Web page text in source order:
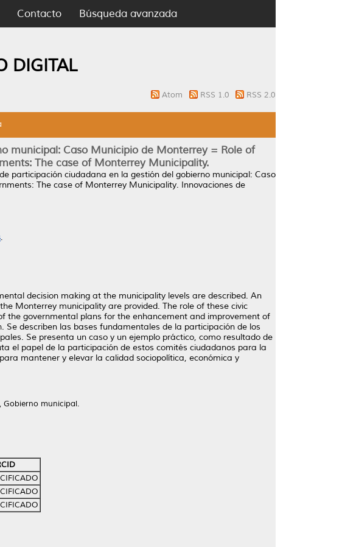
Contacto Búsqueda avanzada
DIGITAL
Atom RSS 1.0 RSS 2.0
municipal: Caso Municipio de Monterrey = Role of
The case of Monterrey Municipality.
participación ciudadana en la gestión del gobierno municipal: Caso
The case of Monterrey Municipality. Innovaciones de
.
decision making at the municipality levels are described. An
Monterrey municipality are provided. The role of these civic
the governmental plans for the enhancement and improvement of
Se describen las bases fundamentales de la participación de los
Se presenta un caso y un ejemplo práctico, como resultado de
el papel de la participación de estos comités ciudadanos para la
mantener y elevar la calidad sociopolítica, económica y
municipal.